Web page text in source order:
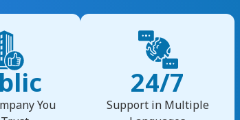
You
24/7
Support in Multiple